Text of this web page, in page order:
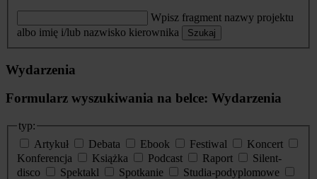
Wpisz fragment nazwy projektu
albo imię i/lub nazwisko kierownika
Szukaj
Wydarzenia
Formularz wyszukiwania na belce: Wydarzenia
typ:
Artykuł
Debata Ebook Festiwal
Koncert
Konferencja
Książka Podcast Raport
Silent-
disco
Spektakl Spotkanie
Studia-podyplomowe